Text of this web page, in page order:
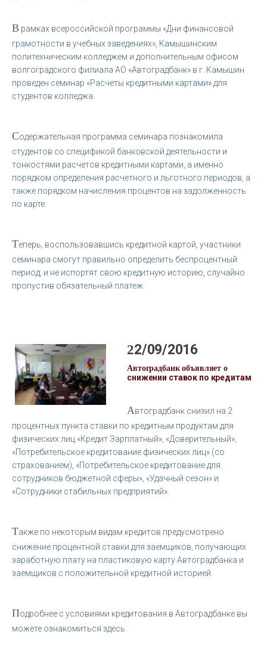
В рамках всероссийской программы «Дни финансовой
грамотности в учебных заведениях», Камышинским
политехническим колледжем и дополнительным офисом
волгоградского филиала АО «Автоградбанк» в г. Камышин
проведен семинар «Расчеты кредитными картами» для
студентов колледжа.
Содержательная программа семинара познакомила
студентов со спецификой банковской деятельности и
тонкостями расчетов кредитными картами, а именно
порядком определения расчетного и льготного периодов, а
также порядком начисления процентов на задолженность
по карте.
Теперь, воспользовавшись кредитной картой, участники
семинара смогут правильно определить беспроцентный
период, и не испортят свою кредитную историю, случайно
пропустив обязательный платеж.
22/09/2016
Автоградбанк объявляет о
снижении ставок по кредитам
Автоградбанк снизил на 2
процентных пункта ставки по кредитным продуктам для
физических лиц «Кредит Зарплатный», «Доверительный»,
«Потребительское кредитование физических лиц» (со
страхованием), «Потребительское кредитование для
сотрудников бюджетной сферы», «Удачный сезон» и
«Сотрудники стабильных предприятий».
Также по некоторым видам кредитов предусмотрено
снижение процентной ставки для заемщиков, получающих
заработную плату на пластиковую карту Автоградбанка и
заемщиков с положительной кредитной историей.
Подробнее с условиями кредитования в Автоградбанке вы
можете ознакомиться здесь .